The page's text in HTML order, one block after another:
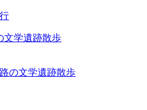
の文学遺跡散歩